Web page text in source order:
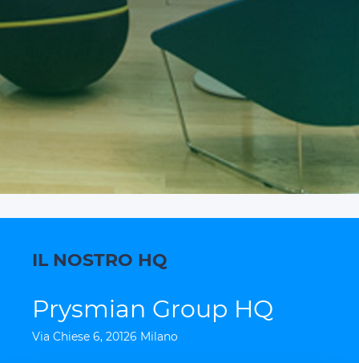
Certificazioni
Cable App
PRYSMIAN CLUB
IL NOSTRO HQ
Prysmian Group HQ
Via Chiese 6, 20126 Milano